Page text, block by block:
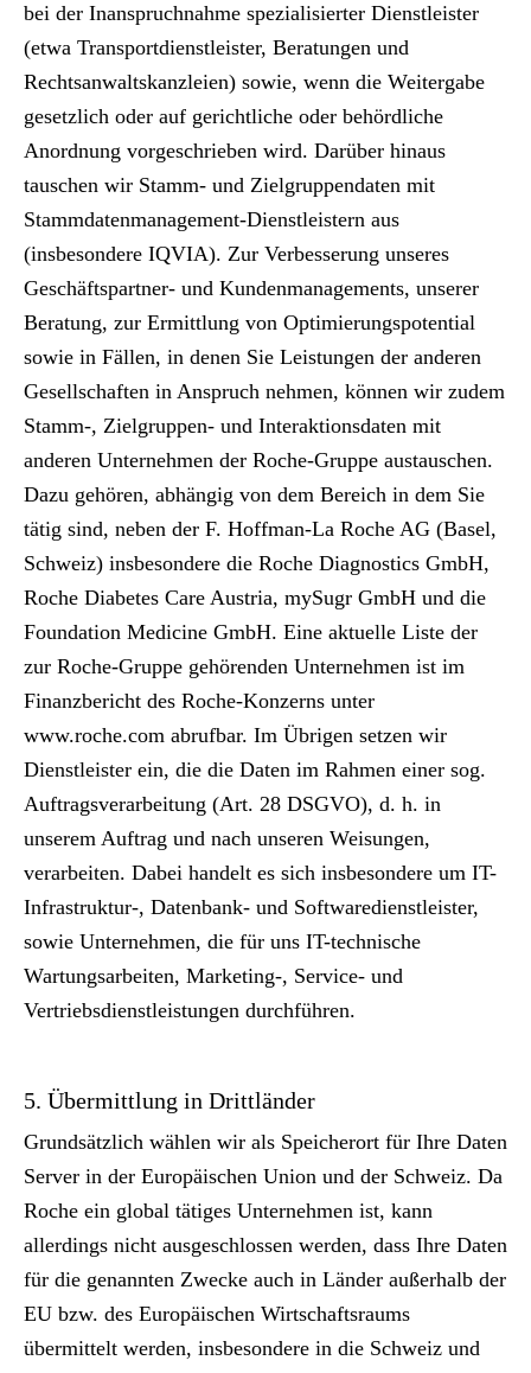
bei der Inanspruchnahme spezialisierter Dienstleister
(etwa Transportdienstleister, Beratungen und
Rechtsanwaltskanzleien) sowie, wenn die Weitergabe
gesetzlich oder auf gerichtliche oder behördliche
Anordnung vorgeschrieben wird. Darüber hinaus
tauschen wir Stamm- und Zielgruppendaten mit
Stammdatenmanagement-Dienstleistern aus
(insbesondere IQVIA). Zur Verbesserung unseres
Geschäftspartner- und Kundenmanagements, unserer
Beratung, zur Ermittlung von Optimierungspotential
sowie in Fällen, in denen Sie Leistungen der anderen
Gesellschaften in Anspruch nehmen, können wir zudem
Stamm-, Zielgruppen- und Interaktionsdaten mit
anderen Unternehmen der Roche-Gruppe austauschen.
Dazu gehören, abhängig von dem Bereich in dem Sie
tätig sind, neben der F. Hoffman-La Roche AG (Basel,
Schweiz) insbesondere die Roche Diagnostics GmbH,
Roche Diabetes Care Austria, mySugr GmbH und die
Foundation Medicine GmbH. Eine aktuelle Liste der
zur Roche-Gruppe gehörenden Unternehmen ist im
Finanzbericht des Roche-Konzerns unter
www.roche.com abrufbar. Im Übrigen setzen wir
Dienstleister ein, die die Daten im Rahmen einer sog.
Auftragsverarbeitung (Art. 28 DSGVO), d. h. in
unserem Auftrag und nach unseren Weisungen,
verarbeiten. Dabei handelt es sich insbesondere um IT-
Infrastruktur-, Datenbank- und Softwaredienstleister,
sowie Unternehmen, die für uns IT-technische
Wartungsarbeiten, Marketing-, Service- und
Vertriebsdienstleistungen durchführen.
5. Übermittlung in Drittländer
Grundsätzlich wählen wir als Speicherort für Ihre Daten
Server in der Europäischen Union und der Schweiz. Da
Roche ein global tätiges Unternehmen ist, kann
allerdings nicht ausgeschlossen werden, dass Ihre Daten
für die genannten Zwecke auch in Länder außerhalb der
EU bzw. des Europäischen Wirtschaftsraums
übermittelt werden, insbesondere in die Schweiz und